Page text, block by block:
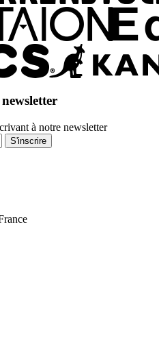
à notre newsletter
S'inscrire